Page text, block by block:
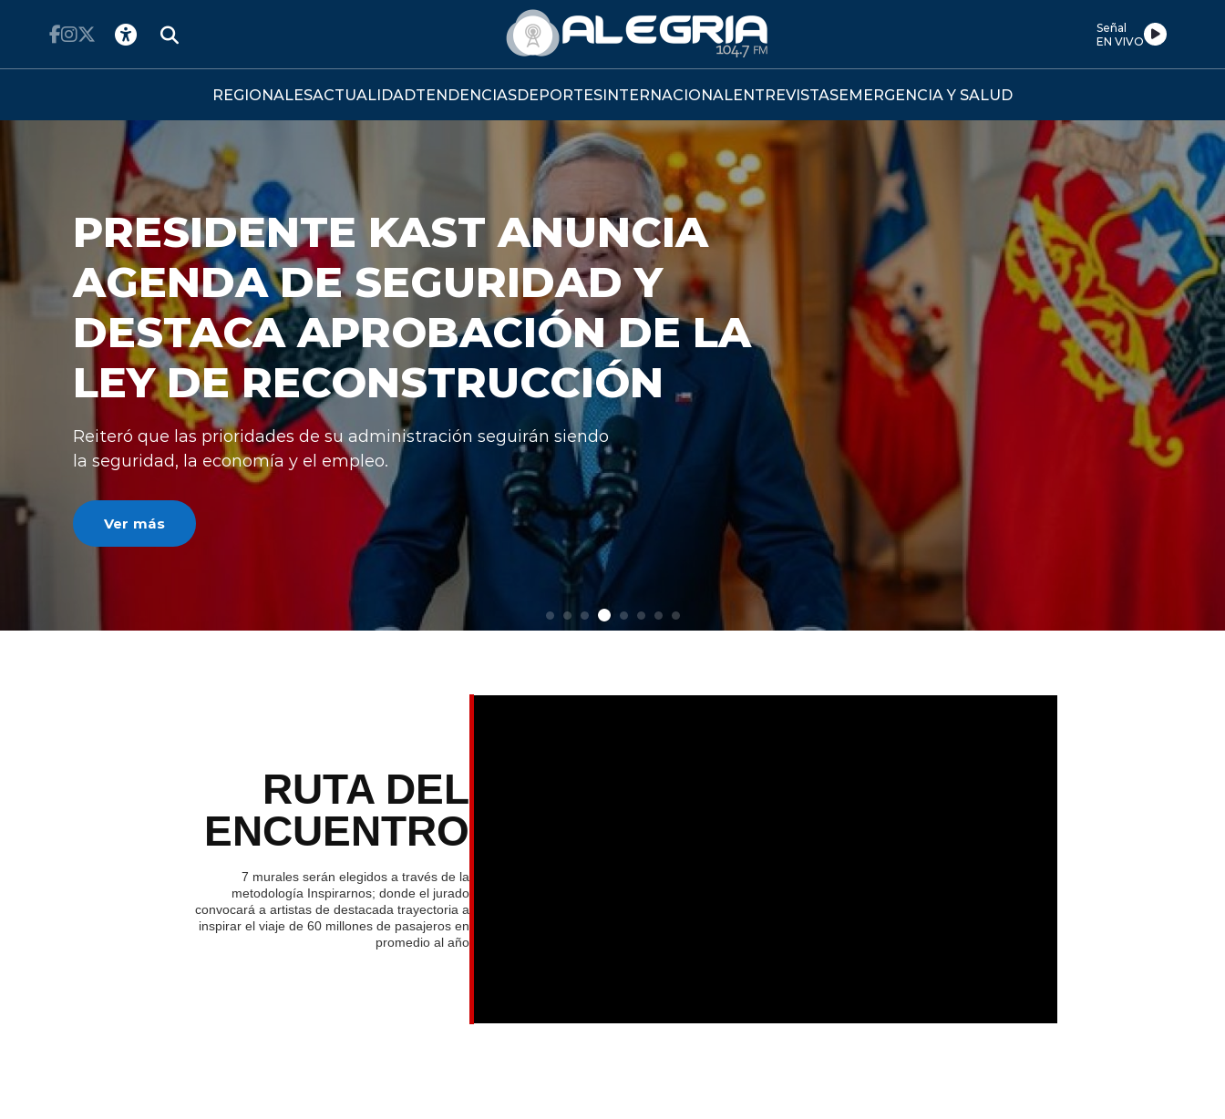
Señal
EN VIVO
REGIONALESACTUALIDADTENDENCIASDEPORTESINTERNACIONALENTREVISTASEMERGENCIA Y SALUD
A LEY: SENADO COMPLETA
DESPACHO DE PROYECTO DE
RECONSTRUCCIÓ NACIONAL
Ahora la ley deberá superar la revisión del Tribunal Constitucional
luego de recursos impuestos por la oposición, desde donde
critican la norma por desigualdad territorial.
Ver más
RUTA DEL
ENCUENTRO
7 murales serán elegidos a través de la
metodología Inspirarnos; donde el jurado
convocará a artistas de destacada trayectoria a
inspirar el viaje de 60 millones de pasajeros en
promedio al año